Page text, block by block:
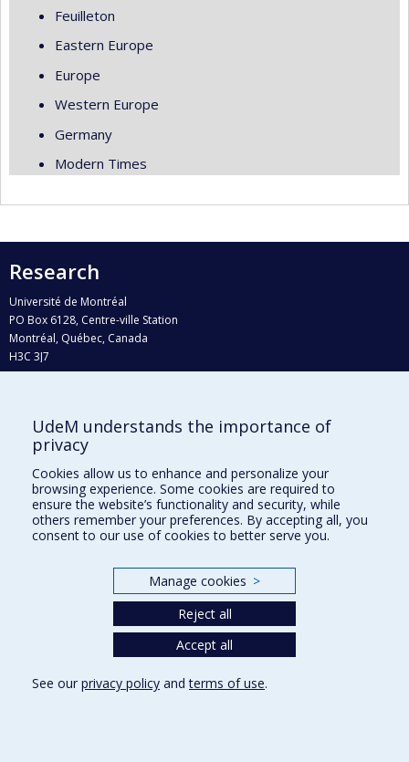
Feuilleton
Eastern Europe
Europe
Western Europe
Germany
Modern Times
Research
Université de Montréal
PO Box 6128, Centre-ville Station
Montréal, Québec, Canada
H3C 3J7
Who does what?
Find us
Site map
Accessibility
UdeM understands the importance of
privacy
Cookies allow us to enhance and personalize your
browsing experience. Some cookies are required to
ensure the website’s functionality and security, while
others remember your preferences. By accepting all, you
consent to our use of cookies to better serve you.
Manage cookies >
Reject all
Accept all
See our privacy policy andterms of use.